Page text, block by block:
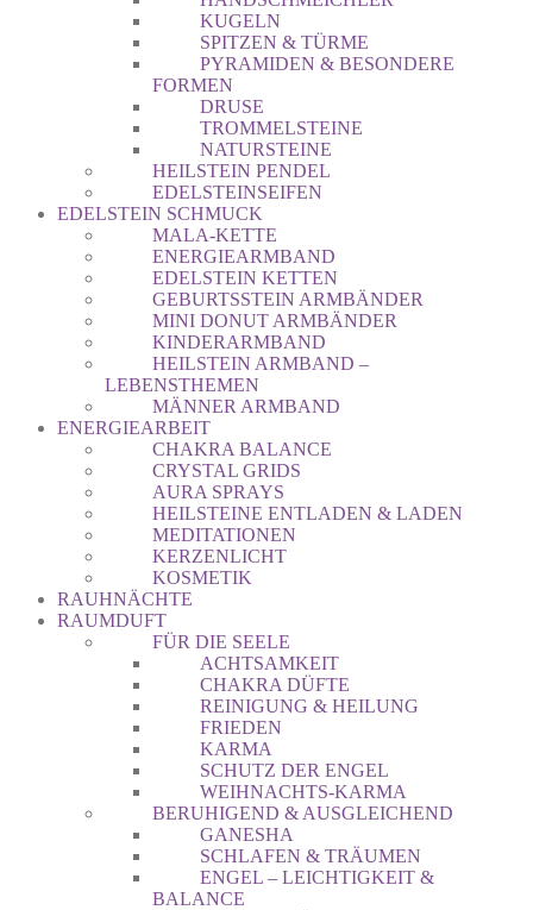
KUGELN
SPITZEN & TÜRME
PYRAMIDEN & BESONDERE
FORMEN
DRUSE
TROMMELSTEINE
NATURSTEINE
HEILSTEIN PENDEL
EDELSTEINSEIFEN
EDELSTEIN SCHMUCK
MALA-KETTE
ENERGIEARMBAND
EDELSTEIN KETTEN
GEBURTSSTEIN ARMBÄNDER
MINI DONUT ARMBÄNDER
KINDERARMBAND
HEILSTEIN ARMBAND –
LEBENSTHEMEN
MÄNNER ARMBAND
ENERGIEARBEIT
CHAKRA BALANCE
CRYSTAL GRIDS
AURA SPRAYS
HEILSTEINE ENTLADEN & LADEN
MEDITATIONEN
KERZENLICHT
KOSMETIK
RAUHNÄCHTE
RAUMDUFT
FÜR DIE SEELE
ACHTSAMKEIT
CHAKRA DÜFTE
REINIGUNG & HEILUNG
FRIEDEN
KARMA
SCHUTZ DER ENGEL
WEIHNACHTS-KARMA
BERUHIGEND & AUSGLEICHEND
GANESHA
SCHLAFEN & TRÄUMEN
ENGEL – LEICHTIGKEIT &
BALANCE